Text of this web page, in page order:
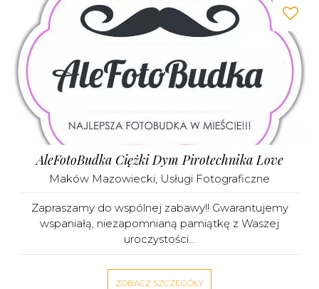
AleFotoBudka Ciężki Dym Pirotechnika Love
Maków Mazowiecki, Usługi Fotograficzne
Zapraszamy do wspólnej zabawy!! Gwarantujemy
wspaniałą, niezapomnianą pamiątkę z Waszej
uroczystości...
ZOBACZ SZCZEGÓŁY